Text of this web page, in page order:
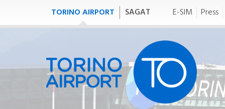
TORINO AIRPORT SAGAT E-SIM Press